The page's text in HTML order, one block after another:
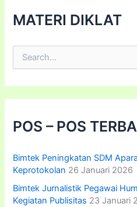
dan
MATERI DIKLAT
i
u
t
u
:
POS – POS
Bimtek Peningkatan SDM
Keprotokolan 26 Januari 2026
Bimtek Jurnalistik Pegawai
Kegiatan Publisitas 23 Januari